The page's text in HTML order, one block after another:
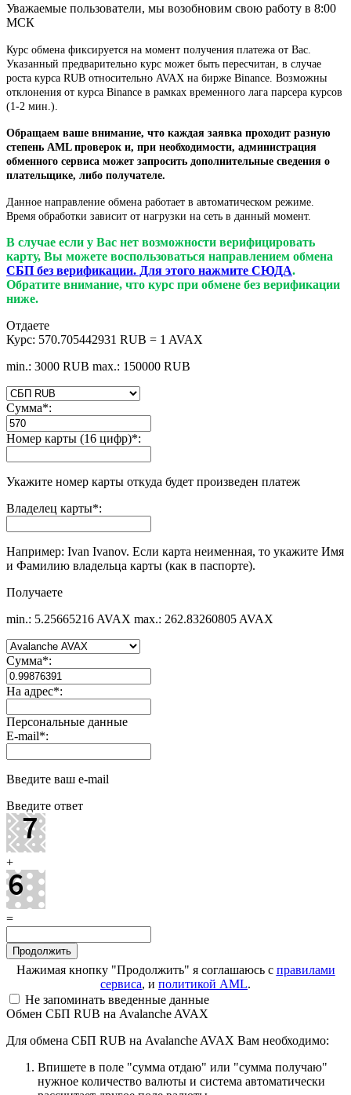
Уважаемые пользователи, мы возобновим свою работу в 8:00
МСК
Курс обмена фиксируется на момент получения платежа от Вас.
Указанный предварительно курс может быть пересчитан, в случае
роста курса RUB относительно AVAX на бирже Binance. Возможны
отклонения от курса Binance в рамках временного лага парсера курсов
(1-2 мин.).
Обращаем ваше внимание, что каждая заявка проходит разную
степень AML проверок и, при необходимости, администрация
обменного сервиса может запросить дополнительные сведения о
плательщике, либо получателе.
Данное направление обмена работает в автоматическом режиме.
Время обработки зависит от нагрузки на сеть в данный момент.
В случае если у Вас нет возможности верифицировать
карту, Вы можете воспользоваться направлением обмена
СБП без верификации. Для этого нажмите СЮДА.
Обратите внимание, что курс при обмене без верификации
ниже.
Отдаете
Курс: 570.705442931 RUB = 1 AVAX
min.: 3000 RUB max.: 150000 RUB
Сумма*:
Номер карты (16 цифр)*:
Укажите номер карты откуда будет произведен платеж
Владелец карты*:
Например: Ivan Ivanov. Если карта неименная, то укажите Имя
и Фамилию владельца карты (как в паспорте).
Получаете
min.: 5.25665216 AVAX max.: 262.83260805 AVAX
Сумма*:
На адрес*:
Персональные данные
E-mail*:
Введите ваш e-mail
Введите ответ
+
=
Нажимая кнопку "Продолжить" я соглашаюсь с правилами
сервиса, и политикой AML.
Не запоминать введенные данные
Обмен СБП RUB на Avalanche AVAX
Для обмена СБП RUB на Avalanche AVAX Вам необходимо:
Впишете в поле "сумма отдаю" или "сумма получаю"
нужное количество валюты и система автоматически